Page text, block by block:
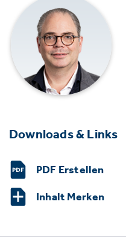
Downloads & Links
PDF Erstellen
Inhalt Merken